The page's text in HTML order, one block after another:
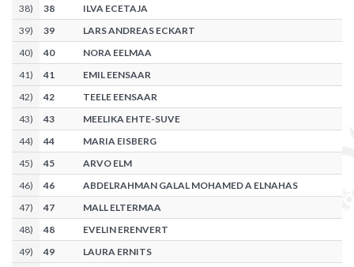
38) 38
ILVA ECETAJA
39) 39
LARS ANDREAS ECKART
40) 40
NORA EELMAA
41) 41
EMIL EENSAAR
42) 42
TEELE EENSAAR
43) 43
MEELIKA EHTE-SUVE
44) 44
MARIA EISBERG
45) 45
ARVO ELM
46) 46
ABDELRAHMAN GALAL MOHAMED A ELNAHAS
47) 47
MALL ELTERMAA
48) 48
EVELIN ERENVERT
49) 49
LAURA ERNITS